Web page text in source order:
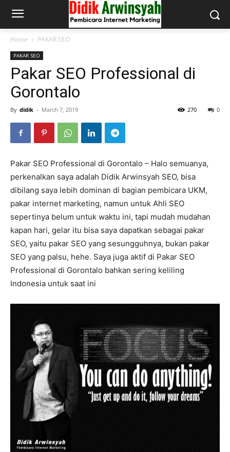
Home PAKAR SEO
PAKAR SEO
Pakar SEO Professional di
Gorontalo
By didik - March 7, 2019 0
270
Pakar SEO Professional di Gorontalo – Halo semuanya,
perkenalkan saya adalah Didik Arwinsyah SEO, bisa
dibilang saya lebih dominan di bagian pembicara UKM,
pakar internet marketing, namun untuk Ahli SEO
sepertinya belum untuk waktu ini, tapi mudah mudahan
kapan hari, gelar itu bisa saya dapatkan sebagai pakar
SEO, yaitu pakar SEO yang sesungguhnya, bukan pakar
SEO yang palsu, hehe. Saya juga aktif di Pakar SEO
Professional di Gorontalo bahkan sering keliling
Indonesia untuk saat ini